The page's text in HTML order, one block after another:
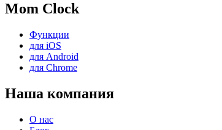
Mom Clock
Функции
для iOS
для Android
для Chrome
Наша компания
О нас